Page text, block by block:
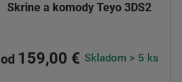
Skrine a komody Teyo 3DS2
od 159,00 € Skladom > 5 ks